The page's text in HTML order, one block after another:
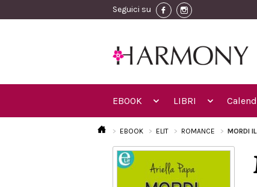
Seguici su
EBOOK LIBRI
EBOOK ELIT ROMANCE MORDI